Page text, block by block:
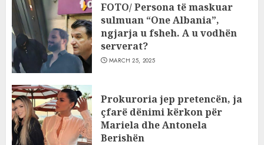
FOTO/ Persona të maskuar
sulmuan “One Albania”,
ngjarja u fsheh. A u vodhën
serverat?
MARCH 25, 2025
Prokuroria jep pretencën, ja
çfarë dënimi kërkon për
Mariela dhe Antonela
Berishën